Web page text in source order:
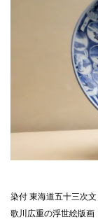
染付 東海道五十三次
歌川広重の浮世絵版画